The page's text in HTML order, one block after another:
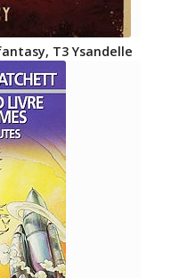
T3 Ysandelle